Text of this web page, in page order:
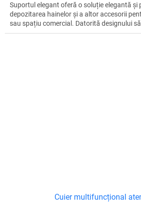
Suportul elegant oferă o soluție elegantă și
depozitarea hainelor și a altor accesorii
sau spațiu comercial. Datorită designului
Cuier multifuncțional